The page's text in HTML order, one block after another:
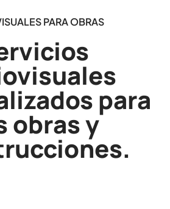
PARA OBRAS
para
obras y